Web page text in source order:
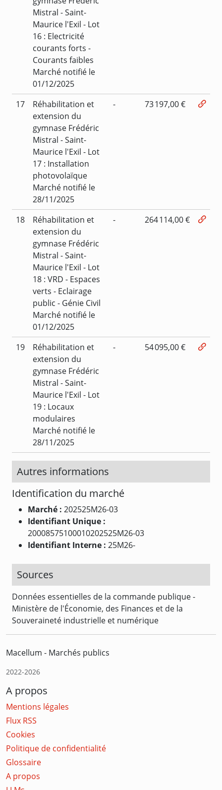
Mistral - Saint-
Maurice l'Exil - Lot
16 : Electricité
courants forts -
Courants faibles
Marché notifié le
01/12/2025
17
Réhabilitation et
extension du
gymnase Frédéric
Mistral - Saint-
Maurice l'Exil - Lot
17 : Installation
photovolaïque
Marché notifié le
28/11/2025
- 73 197,00 €
18
Réhabilitation et
extension du
gymnase Frédéric
Mistral - Saint-
Maurice l'Exil - Lot
18 : VRD - Espaces
verts - Eclairage
public - Génie Civil
Marché notifié le
01/12/2025
- 264 114,00 €
19
Réhabilitation et
extension du
gymnase Frédéric
Mistral - Saint-
Maurice l'Exil - Lot
19 : Locaux
modulaires
Marché notifié le
28/11/2025
- 54 095,00 €
Autres informations
Identification du marché
Marché : 202525M26-03
Identifiant Unique :
20008575100010202525M26-03
Identifiant Interne : 25M26-
Sources
Données essentielles de la commande publique -
Ministère de l'Économie, des Finances et de la
Souveraineté industrielle et numérique
Macellum - Marchés publics
2022-2026
A propos
Mentions légales
Flux RSS
Cookies
Politique de confidentialité
Glossaire
A propos